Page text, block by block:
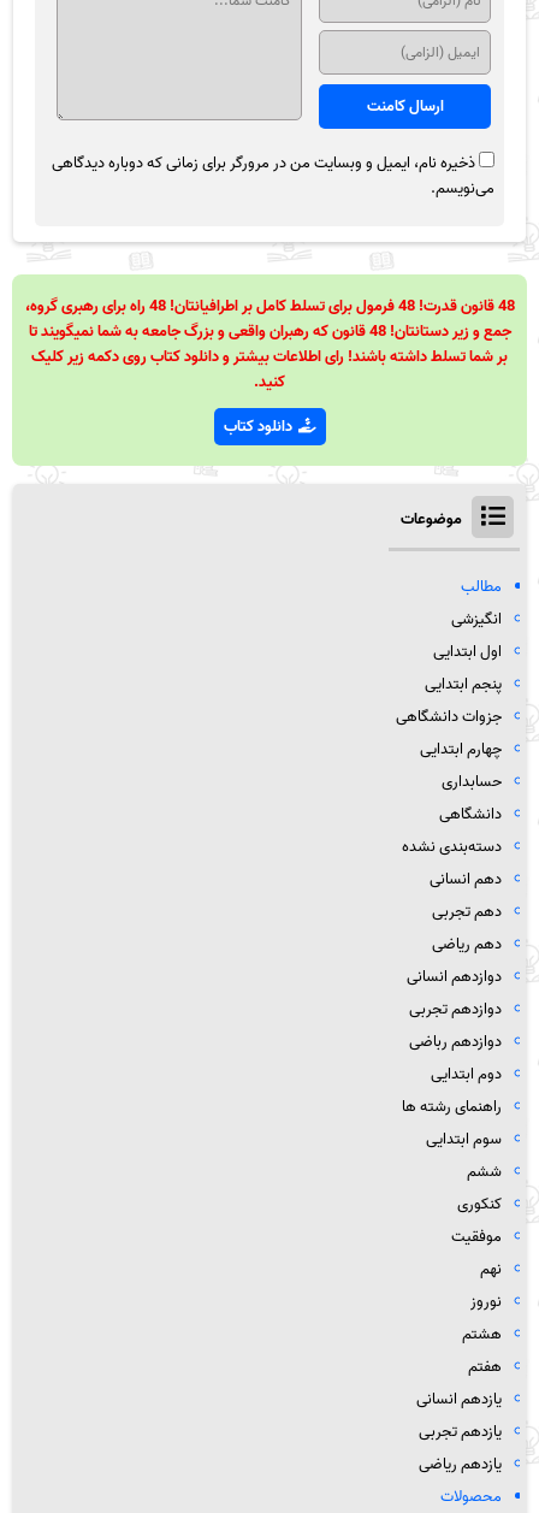
ذخیره نام، ایمیل و وبسایت من در مرورگر برای زمانی که دوباره دیدگاهی
می‌نویسم.
48 قانون قدرت! 48 فرمول برای تسلط کامل بر اطرافیانتان! 48 راه برای رهبری گروه،
جمع و زیر دستانتان! 48 قانون که رهبران واقعی و بزرگ جامعه به شما نمیگویند تا
بر شما تسلط داشته باشند! رای اطلاعات بیشتر و دانلود کتاب روی دکمه زیر کلیک
کنید.
دانلود کتاب
موضوعات
مطالب
انگیزشی
اول ابتدایی
پنجم ابتدایی
جزوات دانشگاهی
چهارم ابتدایی
حسابداری
دانشگاهی
دسته‌بندی نشده
دهم انسانی
دهم تجربی
دهم ریاضی
دوازدهم انسانی
دوازدهم تجربی
دوازدهم رباضی
دوم ابتدایی
راهنمای رشته ها
سوم ابتدایی
ششم
کنکوری
موفقیت
نهم
نوروز
هشتم
هفتم
یازدهم انسانی
یازدهم تجربی
یازدهم ریاضی
محصولات